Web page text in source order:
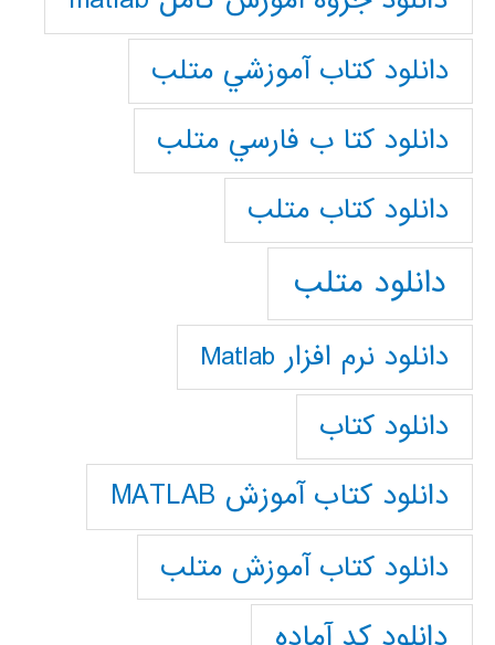
دانلود كتاب آموزشي متلب
دانلود كتا ب فارسي متلب
دانلود كتاب متلب
دانلود متلب
دانلود نرم افزار Matlab
دانلود کتاب
دانلود کتاب آموزش MATLAB
دانلود کتاب آموزش متلب